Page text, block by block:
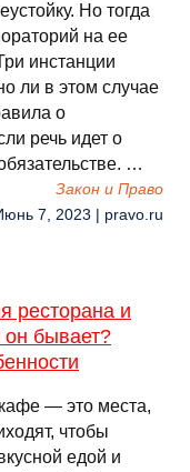
Но тогда
на ее
инстанции
ли в этом случае
о
речь идет о
…
Закон и Право
7, 2023 | pravo.ru
ресторана и
бывает?
— это места,
чтобы
едой и